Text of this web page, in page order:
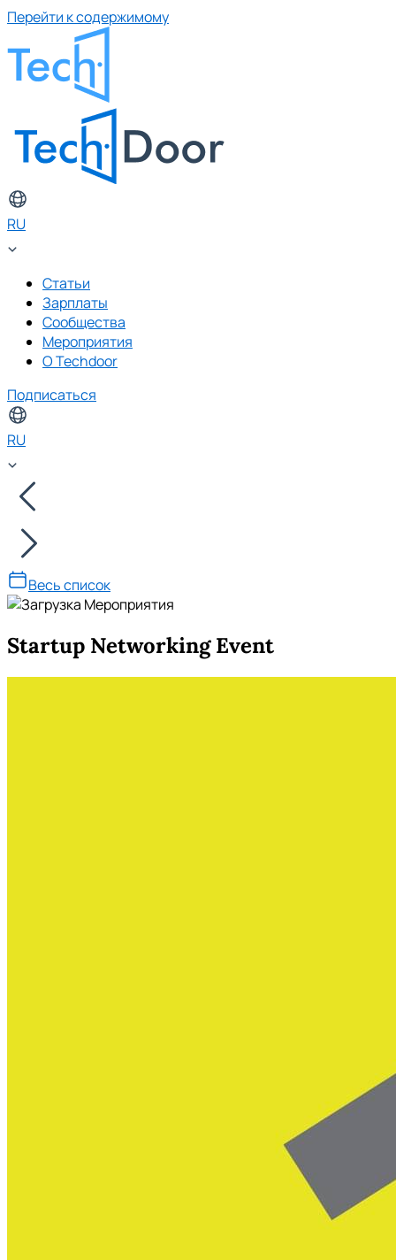
Перейти к содержимому
RU
Статьи
Зарплаты
Сообщества
Мероприятия
О Techdoor
Подписаться
RU
Весь список
Startup Networking Event